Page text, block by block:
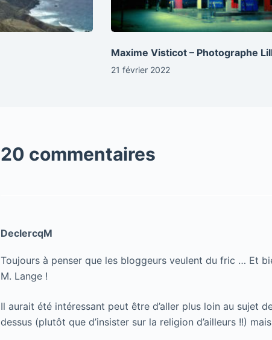
Maxime Visticot – Photographe
21 février 2022
20 commentaires
DeclercqM
Toujours à penser que les bloggeurs veulent du fric … Et
M. Lange !
Il aurait été intéressant peut être d’aller plus loin au sujet
dessus (plutôt que d’insister sur la religion d’ailleurs !!)